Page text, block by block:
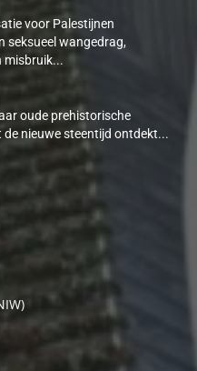
voor Palestijnen
seksueel wangedrag,
misbruik...
oude prehistorische
de nieuwe steentijd ontdekt...